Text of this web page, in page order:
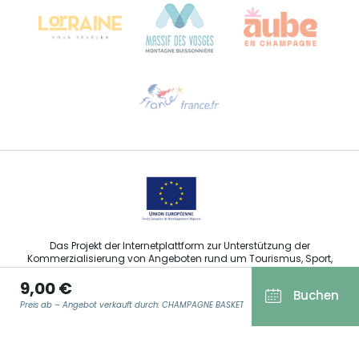
9,00 €
Preis ab – Angebot verkauft durch: CHAMPAGNE BASKET Buchen
Sprechen Sie uns per E-Mail an
Das Projekt der Internetplattform zur Unterstützung der
Kommerzialisierung von Angeboten rund um Tourismus, Sport,
Kultur und Weintourismus in der Region Grand Est wurde im
Rahmen der Maßnahmen der Europäischen Union zur
Abfederung der COVID-19-Pandemie vom Europäischen Fonds
für regionale Entwicklung (EFRE) finanziert.